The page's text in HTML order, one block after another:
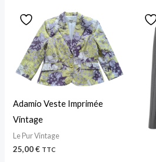
Adamio Veste Imprimée
Vintage
Le Pur Vintage
25,00€ TTC